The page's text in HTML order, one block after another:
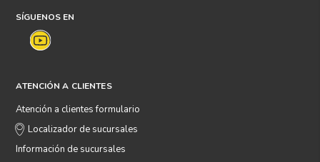
SÍGUENOS EN
ATENCIÓN A CLIENTES
Atención a clientes formulario
Localizador de sucursales
Información de sucursales